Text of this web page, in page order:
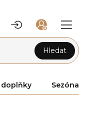
Hledat
doplňky Sezóna